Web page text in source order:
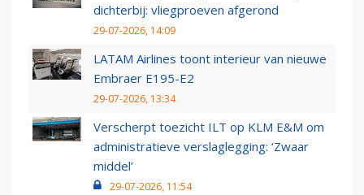
dichterbij: vliegproeven afgerond
29-07-2026, 14:09
LATAM Airlines toont interieur van nieuwe
Embraer E195-E2
29-07-2026, 13:34
Verscherpt toezicht ILT op KLM E&M om
administratieve verslaglegging: ‘Zwaar
middel’
29-07-2026, 11:54